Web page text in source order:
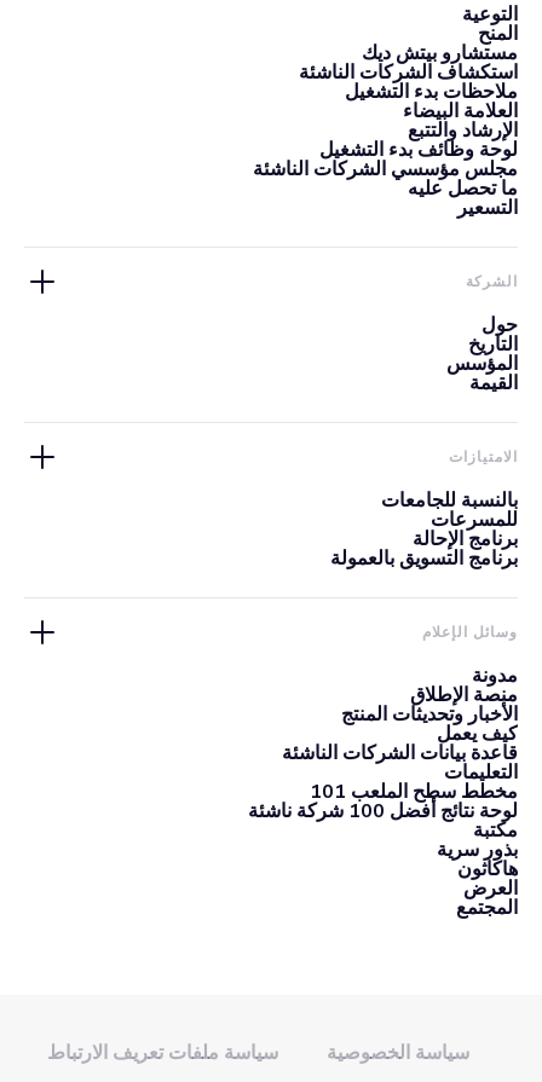
التوعية
المنح
مستشارو بيتش ديك
استكشاف الشركات الناشئة
ملاحظات بدء التشغيل
العلامة البيضاء
الإرشاد والتتبع
لوحة وظائف بدء التشغيل
مجلس مؤسسي الشركات الناشئة
ما تحصل عليه
التسعير
الشركة
حول
التاريخ
المؤسس
القيمة
الامتيازات
بالنسبة للجامعات
للمسرعات
برنامج الإحالة
برنامج التسويق بالعمولة
وسائل الإعلام
مدونة
منصة الإطلاق
الأخبار وتحديثات المنتج
كيف يعمل
قاعدة بيانات الشركات الناشئة
التعليمات
مخطط سطح الملعب 101
لوحة نتائج أفضل 100 شركة ناشئة
مكتبة
بذور سرية
هاكاثون
العرض
المجتمع
سياسة الخصوصية سياسة ملفات تعريف الارتباط